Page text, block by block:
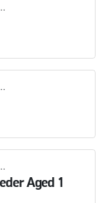
BREWING CO.
BREWING CO.
BREWING CO.
Aged 1